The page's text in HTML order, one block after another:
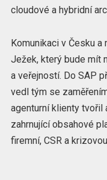
cloudové a hybridní
Komunikaci v Česku
Ježek, který bude mít
a veřejností. Do SAP
vedl tým se
agenturní klienty tvořil
zahrnující obsahové
firemní, CSR a